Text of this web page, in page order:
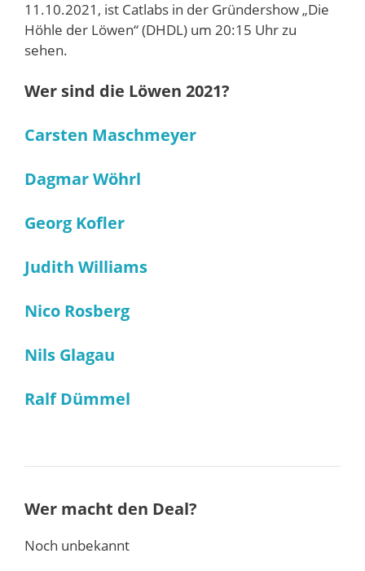
11.10.2021, ist Catlabs in der Gründershow „Die
Höhle der Löwen“ (DHDL) um 20:15 Uhr zu
sehen.
Wer sind die Löwen 2021?
Carsten Maschmeyer
Dagmar Wöhrl
Georg Kofler
Judith Williams
Nico Rosberg
Nils Glagau
Ralf Dümmel
Wer macht den Deal?
Noch unbekannt